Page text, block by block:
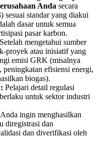
Anda secara
sesuai standar yang diakui
dasar untuk semua
pasar karbon.
Setelah mengetahui sumber
proyek atau inisiatif yang
emisi GRK (misalnya
peningkatan efisiensi energi,
biogas).
Pelajari detail regulasi
untuk sektor industri
ingin menghasilkan
diregistrasi dan
dan diverifikasi oleh